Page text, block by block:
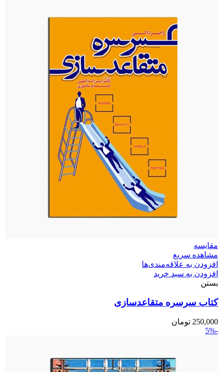
مقایسه
مشاهده سریع
افزودن به علاقه‌مندی‌ها
افزودن به سبد خرید
بستن
کتاب سرسره متقاعدسازی
250,000 تومان
-5%